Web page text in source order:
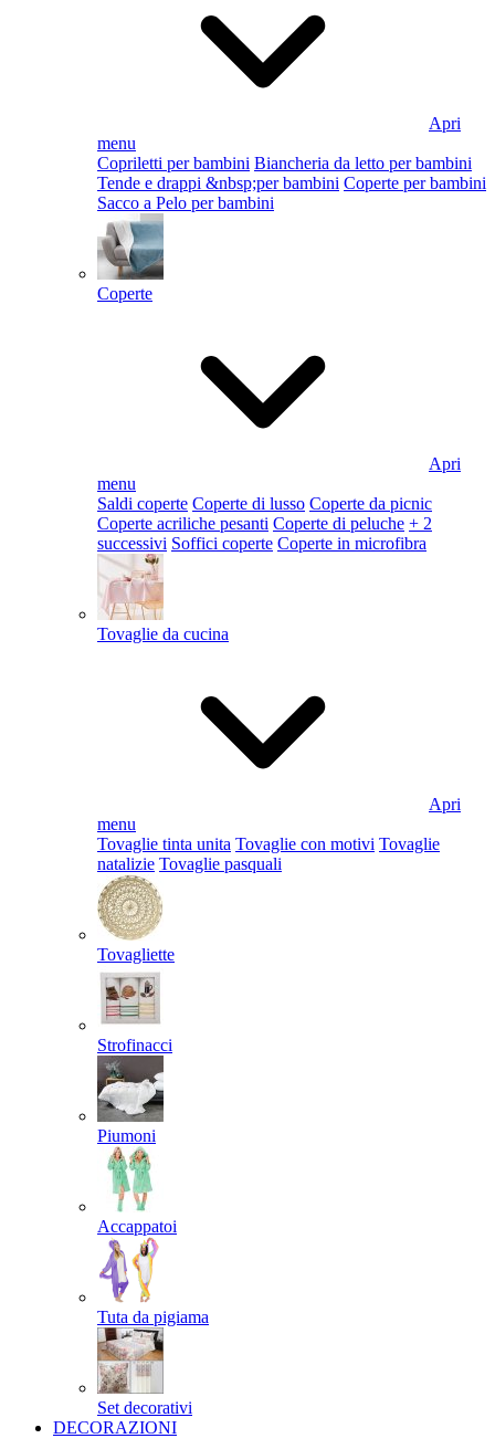
Apri
menu
Copriletti per bambini Biancheria da letto per bambini
Tende e drappi &nbsp;per bambini Coperte per bambini
Sacco a Pelo per bambini
Coperte
Apri
menu
Saldi coperte Coperte di lusso Coperte da picnic
Coperte acriliche pesanti Coperte di peluche + 2
successivi Soffici coperte Coperte in microfibra
Tovaglie da cucina
Apri
menu
Tovaglie tinta unita Tovaglie con motivi Tovaglie
natalizie Tovaglie pasquali
Tovagliette
Strofinacci
Piumoni
Accappatoi
Tuta da pigiama
Set decorativi
DECORAZIONI